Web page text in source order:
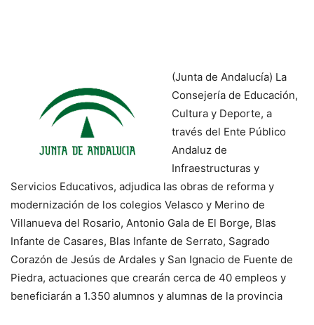
(Junta de Andalucía) La
Consejería de Educación,
Cultura y Deporte, a
través del Ente Público
Andaluz de
Infraestructuras y
Servicios Educativos, adjudica las obras de reforma y
modernización de los colegios Velasco y Merino de
Villanueva del Rosario, Antonio Gala de El Borge, Blas
Infante de Casares, Blas Infante de Serrato, Sagrado
Corazón de Jesús de Ardales y San Ignacio de Fuente de
Piedra, actuaciones que crearán cerca de 40 empleos y
beneficiarán a 1.350 alumnos y alumnas de la provincia